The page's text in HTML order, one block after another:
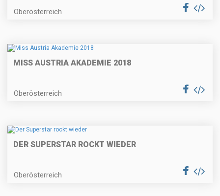
Oberösterreich
MISS AUSTRIA AKADEMIE 2018
Oberösterreich
DER SUPERSTAR ROCKT WIEDER
Oberösterreich